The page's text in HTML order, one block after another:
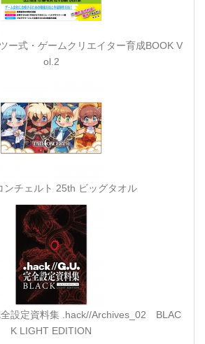
ー式・ゲームクリエイター育成BOOK V
ol.2
ンチェルト 25th ビッグタオル
全設定資料集 .hack//Archives_02 BLAC
K LIGHT EDITION